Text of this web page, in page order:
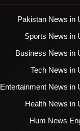
Pakistan News in
Sports News in
Business News in
Tech News in
Entertainment News in
Health News in
Hum News